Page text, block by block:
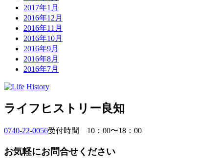
2017年1月
2016年12月
2016年11月
2016年10月
2016年9月
2016年8月
2016年7月
ライフヒストリー良知
0740-22-0056受付時間 10：00〜18：00
お気軽にお問合せください